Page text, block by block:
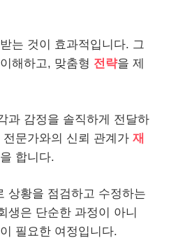
는 것이 효과적입니다. 그
해하고, 맞춤형 전략을 제
과 감정을 솔직하게 전달하
문가와의 신뢰 관계가 재
합니다.
상황을 점검하고 수정하는
생은 단순한 과정이 아니
필요한 여정입니다.